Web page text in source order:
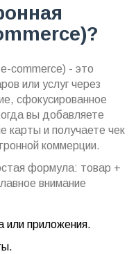
commerce) - это
или услуг через
сфокусированное
вы добавляете
карты и получаете чек
коммерции.
формула: товар +
внимание
или приложения.